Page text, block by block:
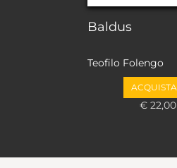
Baldus
Teofilo Folengo
ACQUISTA
€ 22,00